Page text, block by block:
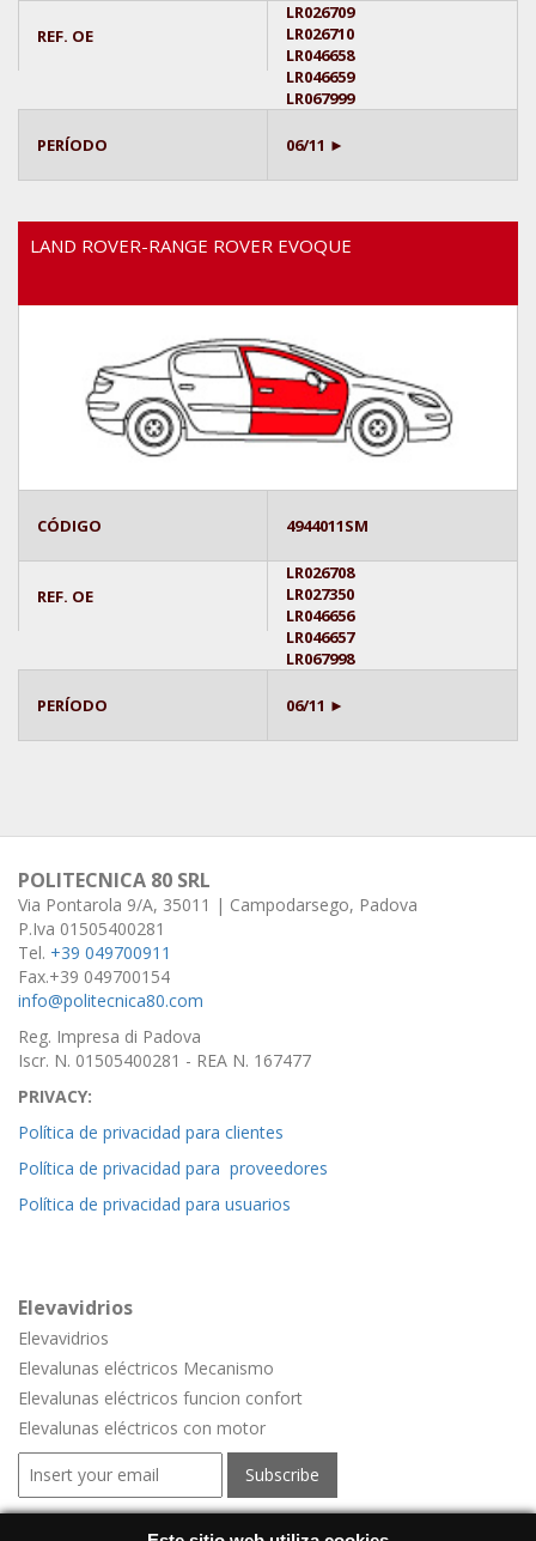
REF. OE
LR026709
LR026710
LR046658
LR046659
LR067999
PERÍODO 06/11 ►
LAND ROVER-RANGE ROVER EVOQUE
CÓDIGO 4944011SM
REF. OE
LR026708
LR027350
LR046656
LR046657
LR067998
PERÍODO 06/11 ►
POLITECNICA 80 SRL
Via Pontarola 9/A, 35011 | Campodarsego, Padova
P.Iva 01505400281
Tel. +39 049700911
Fax.+39 049700154
info@politecnica80.com
Reg. Impresa di Padova
Iscr. N. 01505400281 - REA N. 167477
PRIVACY:
Política de privacidad para clientes
Política de privacidad para proveedores
Política de privacidad para usuarios
Elevavidrios
Elevavidrios
Elevalunas eléctricos Mecanismo
Elevalunas eléctricos funcion confort
Elevalunas eléctricos con motor